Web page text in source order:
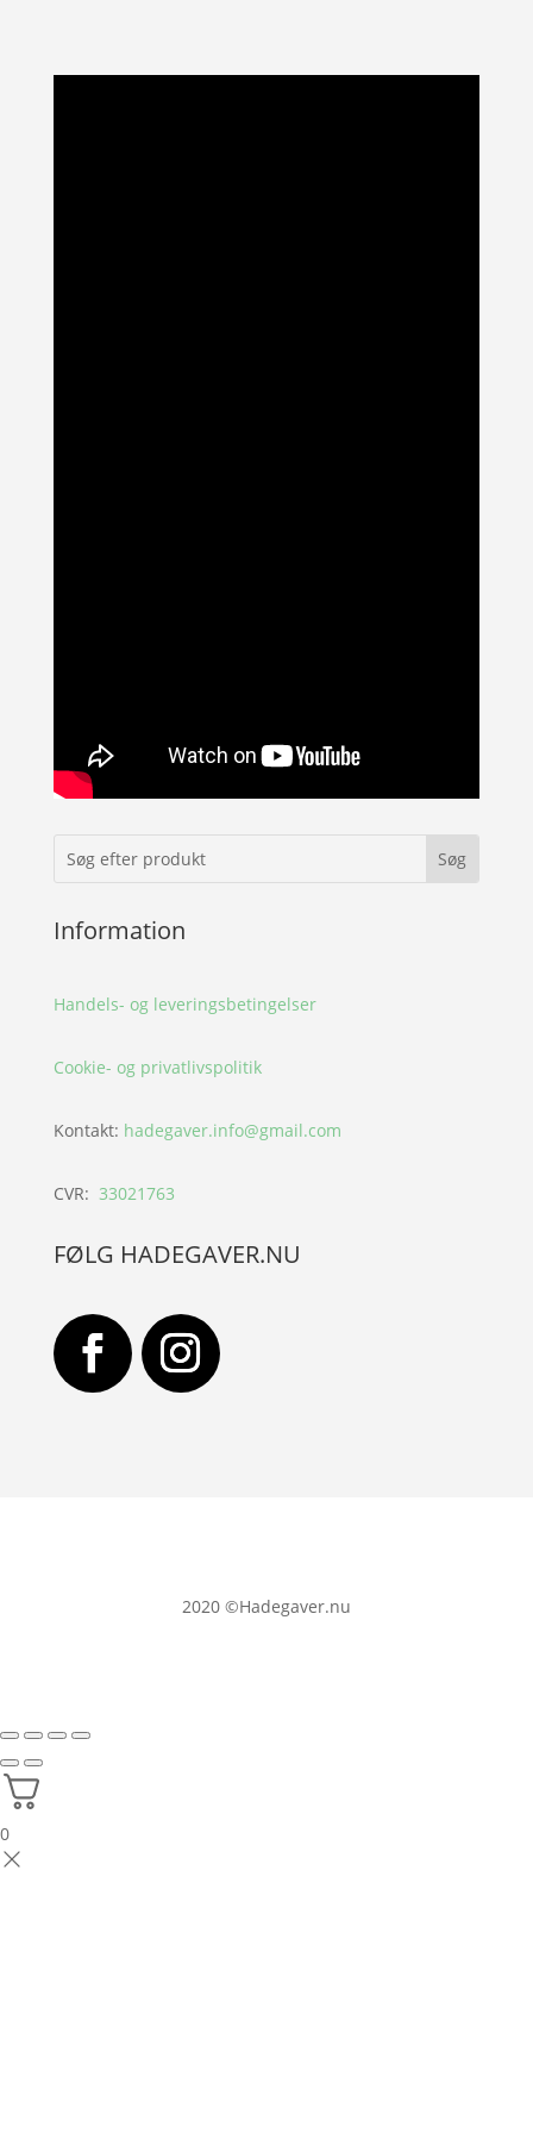
Information
Handels- og leveringsbetingelser
Cookie- og privatlivspolitik
Kontakt: hadegaver.info@gmail.com
CVR: 33021763
FØLG HADEGAVER.NU
2020 ©Hadegaver.nu
0